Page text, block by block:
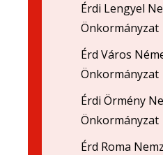
Érdi Lengyel
Önkormányzat
Érd Város
Önkormányzat
Érdi Örmény
Önkormányzat
Érd Roma